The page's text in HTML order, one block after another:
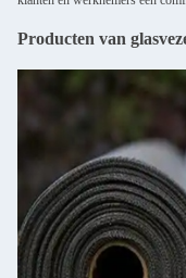
Producten van